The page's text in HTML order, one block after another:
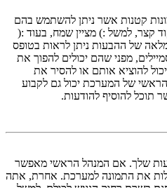
קטנות אשר ניתן להשתמש בהם
קצר, למשל :) מציין שמח, בעוד :(
של ההבעות ניתן לראות בטופס
מפני שהם יכולים להפוך את
להוציא אותם או להסיר את
של המערכת יכול גם לקבוע
תוכל להוסיף להודעות.
שלך. אם המנהל הראשי מאפשר
את התמונה למערכת. אחרת, אתה